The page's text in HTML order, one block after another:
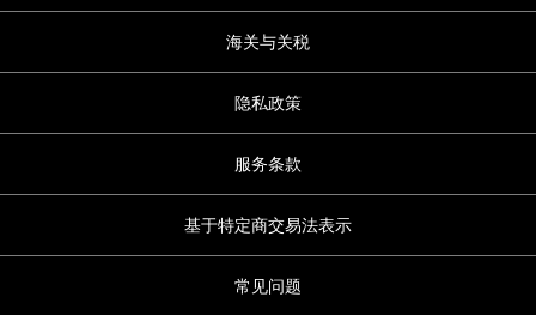
海关与关税
隐私政策
服务条款
基于特定商交易法表示
常见问题